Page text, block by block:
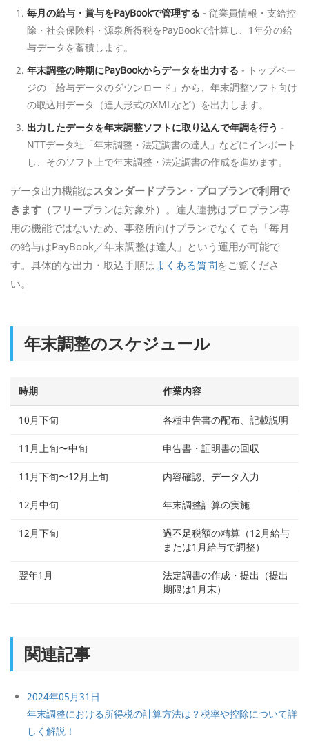
毎月の給与・賞与をPayBookで管理する - 従業員情報・支給控
除・社会保険料・源泉所得税をPayBookで計算し、1年分の給
与データを蓄積します。
年末調整の時期にPayBookからデータを出力する - トップペー
ジの「給与データのダウンロード」から、年末調整ソフト向け
の取込用データ（達人形式のXMLなど）を出力します。
出力したデータを年末調整ソフトに取り込んで年調を行う -
NTTデータ社「年末調整・法定調書の達人」などにインポート
し、そのソフト上で年末調整・法定調書の作成を進めます。
データ出力機能はスタンダードプラン・プロプランで利用で
きます （フリープランは対象外）。達人連携はプロプラン専
用の機能ではないため、事務所向けプランでなくても「毎月
の給与はPayBook／年末調整は達人」という運用が可能で
す。具体的な出力・取込手順はよくある質問をご覧くださ
い。
年末調整のスケジュール
時期 作業内容
10月下旬 各種申告書の配布、記載説明
11月上旬〜中旬 申告書・証明書の回収
11月下旬〜12月上旬 内容確認、データ入力
12月中旬 年末調整計算の実施
12月下旬
過不足税額の精算（12月給与
または1月給与で調整）
翌年1月
法定調書の作成・提出（提出
期限は1月末）
関連記事
2024年05月31日
年末調整における所得税の計算方法は？税率や控除について詳
しく解説！